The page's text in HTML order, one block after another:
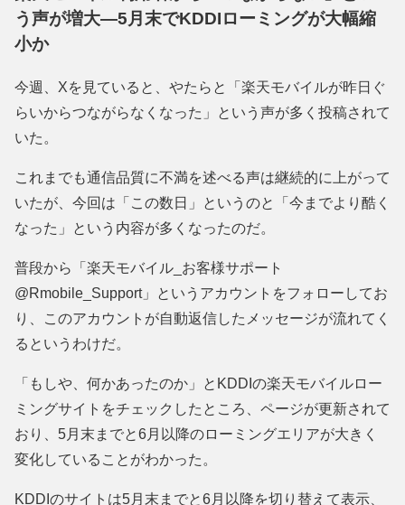
う声が増大―5月末でKDDIローミングが大幅縮
小か
今週、Xを見ていると、やたらと「楽天モバイルが昨日ぐ
らいからつながらなくなった」という声が多く投稿されて
いた。
これまでも通信品質に不満を述べる声は継続的に上がって
いたが、今回は「この数日」というのと「今までより酷く
なった」という内容が多くなったのだ。
普段から「楽天モバイル_お客様サポート
@Rmobile_Support」というアカウントをフォローしてお
り、このアカウントが自動返信したメッセージが流れてく
るというわけだ。
「もしや、何かあったのか」とKDDIの楽天モバイルロー
ミングサイトをチェックしたところ、ページが更新されて
おり、5月末までと6月以降のローミングエリアが大きく
変化していることがわかった。
KDDIのサイトは5月末までと6月以降を切り替えて表示、